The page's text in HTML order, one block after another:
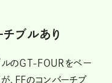
ブルあり
ルのGT-FOURをベー
、FFのコンバーチブ